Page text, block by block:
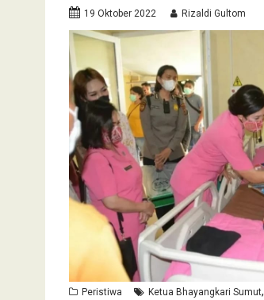
19 Oktober 2022 Rizaldi Gultom
Peristiwa Ketua Bhayangkari Sumut,